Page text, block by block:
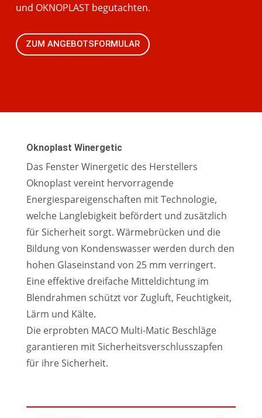
und OKNOPLAST begutachten.
ZUM ANGEBOTSFORMULAR
Oknoplast Winergetic
Das Fenster Winergetic des Herstellers
Oknoplast vereint hervorragende
Energiespareigenschaften mit Technologie,
welche Langlebigkeit befördert und zusätzlich
für Sicherheit sorgt. Wärmebrücken und die
Bildung von Kondenswasser werden durch den
hohen Glaseinstand von 25 mm verringert.
Eine effektive dreifache Mitteldichtung im
Blendrahmen schützt vor Zugluft, Feuchtigkeit,
Lärm und Kälte.
Die erprobten MACO Multi-Matic Beschläge
garantieren mit Sicherheitsverschlusszapfen
für ihre Sicherheit.